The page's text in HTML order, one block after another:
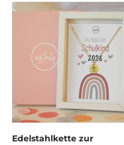
Edelstahlkette zur